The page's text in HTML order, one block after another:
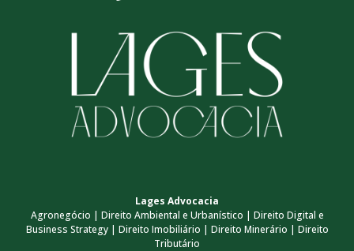
Lages Advocacia
Agronegócio | Direito Ambiental e Urbanístico | Direito Digital e
Business Strategy | Direito Imobiliário | Direito Minerário | Direito
Tributário